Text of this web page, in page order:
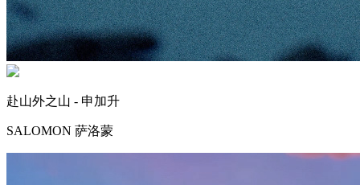
赴山外之山 - 申加升
SALOMON 萨洛蒙